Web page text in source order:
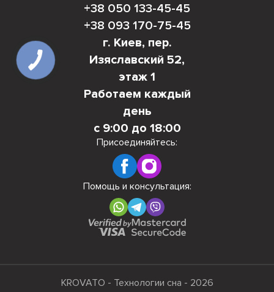
+38 050 133-45-45
+38 093 170-75-45
г. Киев, пер.
Изяславский 52,
этаж 1
Работаем каждый
день
с 9:00 до 18:00
Присоединяйтесь:
Помощь и консультация:
KROVATO - Технологии сна - 2026